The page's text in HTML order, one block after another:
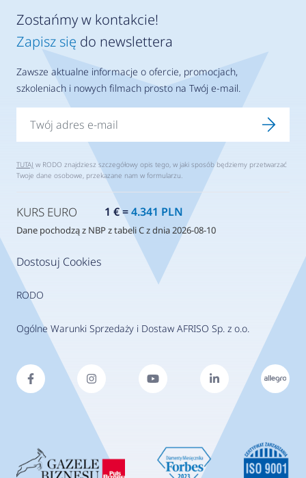
Dostosuj Cookies
RODO
Ogólne Warunki Sprzedaży i Dostaw AFRISO Sp. z o.o.
Zostańmy w kontakcie!
Zapisz się do newslettera
Zawsze aktualne informacje o ofercie, promocjach,
szkoleniach i nowych filmach prosto na Twój e-mail.
TUTAJ w RODO znajdziesz szczegółowy opis tego, w jaki sposób będziemy przetwarzać
Twoje dane osobowe, przekazane nam w formularzu.
KURS EURO 1 € =4.341 PLN
Dane pochodzą z NBP z tabeli C z dnia 2026-08-10